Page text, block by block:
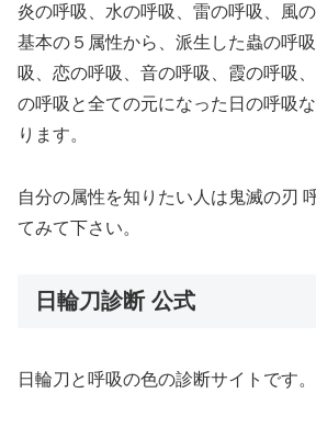
炎の呼吸、水の呼吸、雷の呼吸、風
基本の５属性から、派生した蟲の呼
吸、恋の呼吸、音の呼吸、霞の呼吸
の呼吸と全ての元になった日の呼吸
ります。
自分の属性を知りたい人は鬼滅の刃
てみて下さい。
日輪刀診断 公式
日輪刀と呼吸の色の診断サイトです。